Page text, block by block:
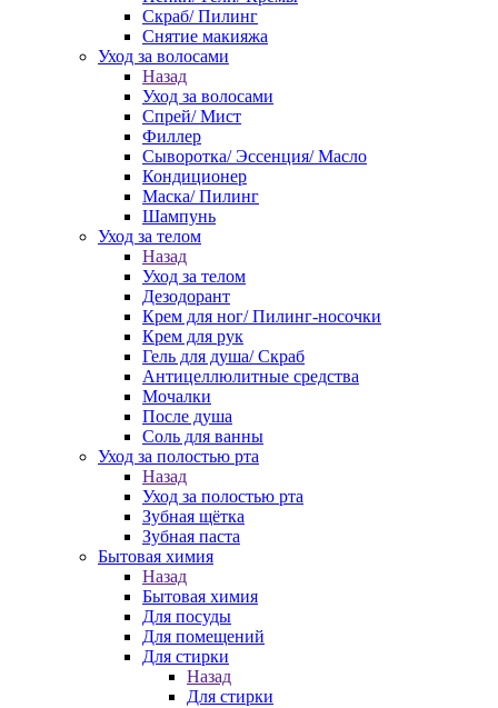
Скраб/ Пилинг
Снятие макияжа
Уход за волосами
Назад
Уход за волосами
Спрей/ Мист
Филлер
Сыворотка/ Эссенция/ Масло
Кондиционер
Маска/ Пилинг
Шампунь
Уход за телом
Назад
Уход за телом
Дезодорант
Крем для ног/ Пилинг-носочки
Крем для рук
Гель для душа/ Скраб
Антицеллюлитные средства
Мочалки
После душа
Соль для ванны
Уход за полостью рта
Назад
Уход за полостью рта
Зубная щётка
Зубная паста
Бытовая химия
Назад
Бытовая химия
Для посуды
Для помещений
Для стирки
Назад
Для стирки